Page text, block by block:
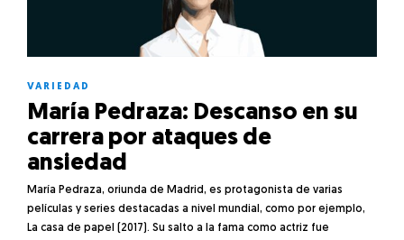
VARIEDAD
María Pedraza: Descanso en su
carrera por ataques de
ansiedad
María Pedraza, oriunda de Madrid, es protagonista de varias
películas y series destacadas a nivel mundial, como por ejemplo,
La casa de papel (2017). Su salto a la fama como actriz fue